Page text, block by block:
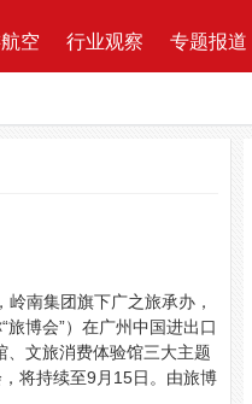
空 行业观察 专题报道
南集团旗下广之旅承办，
博会”）在广州中国进出口
文旅消费体验馆三大主题
将持续至9月15日。由旅博